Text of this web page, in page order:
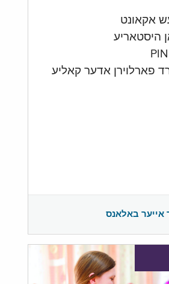
היסטאריע
פארלוירן אדער קאליע
אייער באלאנס